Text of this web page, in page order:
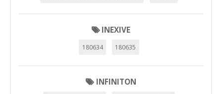
INEXIVE
180634 180635
INFINITON